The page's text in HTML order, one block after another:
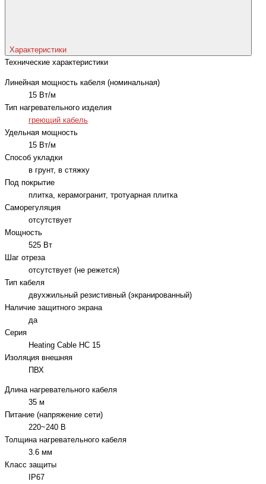
Характеристики
Технические характеристики
Линейная мощность кабеля (номинальная)
15 Вт/м
Тип нагревательного изделия
греющий кабель
Удельная мощность
15 Вт/м
Способ укладки
в грунт, в стяжку
Под покрытие
плитка, керамогранит, тротуарная плитка
Саморегуляция
отсутствует
Мощность
525 Вт
Шаг отреза
отсутствует (не режется)
Тип кабеля
двухжильный резистивный (экранированный)
Наличие защитного экрана
да
Серия
Heating Cable НС 15
Изоляция внешняя
ПВХ
Длина нагревательного кабеля
35 м
Питание (напряжение сети)
220~240 В
Толщина нагревательного кабеля
3.6 мм
Класс защиты
IP67